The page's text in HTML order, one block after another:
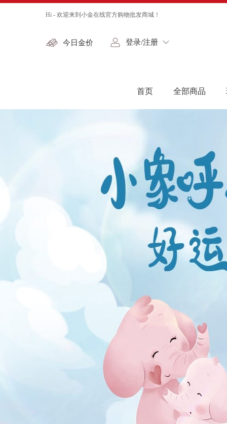
Hi - 欢迎来到小金在线官方购物批发商城！
今日金价 登录/注册
首页 全部商品